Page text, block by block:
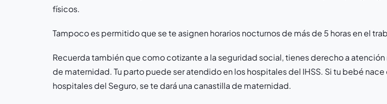
físicos.
Tampoco es permitido que se te asignen horarios nocturnos de más de 5 horas en el
Recuerda también que como cotizante a la seguridad social, tienes derecho a
de maternidad. Tu parto puede ser atendido en los hospitales del IHSS. Si tu bebé nace
hospitales del Seguro, se te dará una canastilla de maternidad.